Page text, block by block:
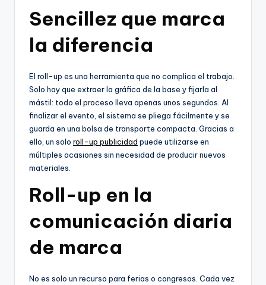
Sencillez que marca
la diferencia
El roll-up es una herramienta que no complica el trabajo.
Solo hay que extraer la gráfica de la base y fijarla al
mástil: todo el proceso lleva apenas unos segundos. Al
finalizar el evento, el sistema se pliega fácilmente y se
guarda en una bolsa de transporte compacta. Gracias a
ello, un solo roll-up publicidad puede utilizarse en
múltiples ocasiones sin necesidad de producir nuevos
materiales.
Roll-up en la
comunicación diaria
de marca
No es solo un recurso para ferias o congresos. Cada vez